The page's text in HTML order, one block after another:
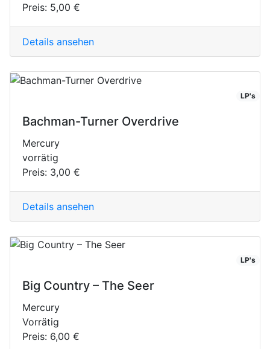
Preis: 5,00 €
Details ansehen
LP's
Bachman-Turner Overdrive
Mercury
vorrätig
Preis: 3,00 €
Details ansehen
LP's
Big Country ‎– The Seer
Mercury
Vorrätig
Preis: 6,00 €